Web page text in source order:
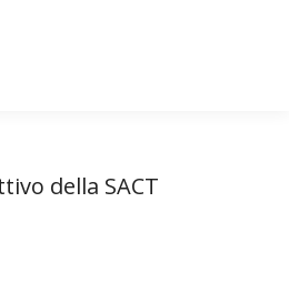
della SACT